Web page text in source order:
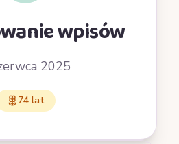
wpisów
2025
74 lat